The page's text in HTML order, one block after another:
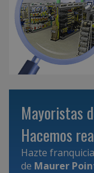
Mayoristas
Hacemos
Hazte
de Maurer